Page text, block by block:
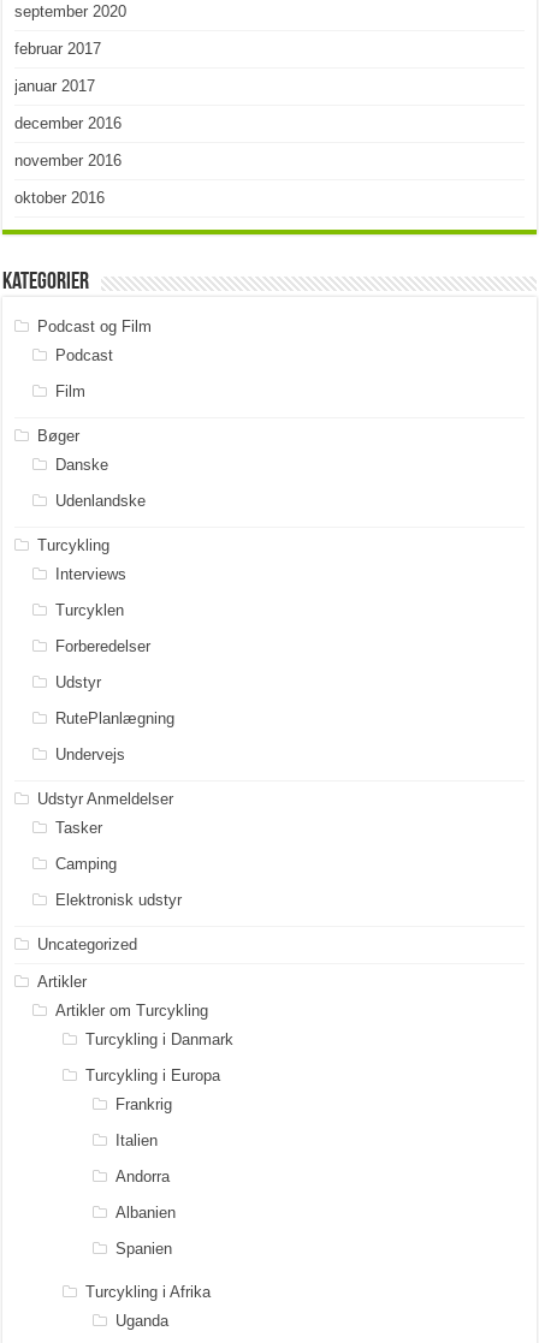
september 2020
februar 2017
januar 2017
december 2016
november 2016
oktober 2016
Kategorier
Podcast og Film
Podcast
Film
Bøger
Danske
Udenlandske
Turcykling
Interviews
Turcyklen
Forberedelser
Udstyr
RutePlanlægning
Undervejs
Udstyr Anmeldelser
Tasker
Camping
Elektronisk udstyr
Uncategorized
Artikler
Artikler om Turcykling
Turcykling i Danmark
Turcykling i Europa
Frankrig
Italien
Andorra
Albanien
Spanien
Turcykling i Afrika
Uganda